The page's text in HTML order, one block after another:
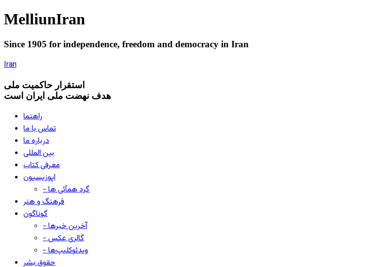
MelliunIran
Since 1905 for independence, freedom and democracy in Iran
Iran
استقرار حاکميت ملی
هدف نهضت ملی ایران است
راهنما
تماس با ما
درباره ما
بین المللی
معرفی کتاب
اپوزیسیون
- گرد همآئی ها
فرهنگ و هنر
گوناگون
- آخرین خبرها
- گالری عکس
- ویدئوکلیپ‌ها
حقوق بشر